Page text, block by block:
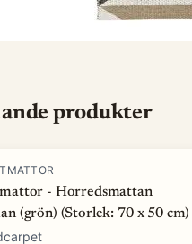
produkter
- Horredsmattan
(grön) (Storlek: 70 x 50 cm)